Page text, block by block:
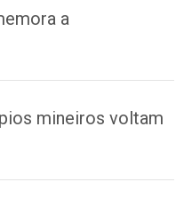
a
mineiros voltam